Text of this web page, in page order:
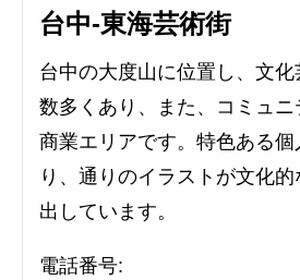
台中-東海芸術街
台中の大度山に位置し、文
数多くあり、また、コミュ
商業エリアです。特色ある
り、通りのイラストが文化
出しています。
電話番号: